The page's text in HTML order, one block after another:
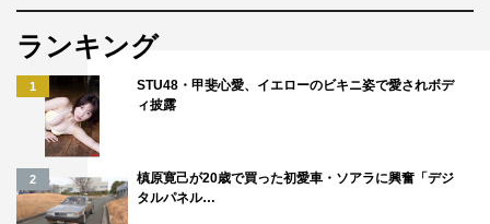
思います。素直な目で見てもらえたら、いろんな感情が湧
いてくる作品なので、ぜひ多くの方に見ていただきたいで
す」とコメント。
『十九歳』は、CS放送フジテレビTWOドラマ・アニメで
全5話の10分バージョンを3月27日（月）後11・20から放
送。また、フジテレビ地上波ではロングバージョンを4月5
日（水）深1・25から放送予定。
ランキング
1
STU48・甲斐心愛、イエローのビキニ姿で愛されボデ
ィ披露
2
槙原寛己が20歳で買った初愛車・ソアラに興奮「デジ
タルパネル…